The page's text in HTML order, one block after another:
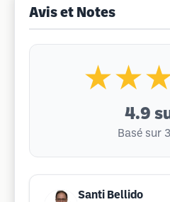
Avis et Notes
4.9
Basé sur
Santi Bellido